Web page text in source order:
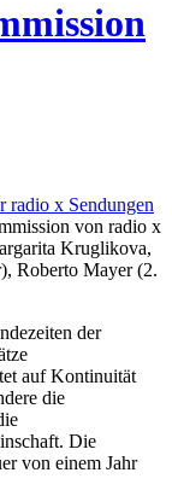
radio x Sendungen
von radio x
Kruglikova,
Roberto Mayer (2.
der
auf Kontinuität
die
Die
von einem Jahr